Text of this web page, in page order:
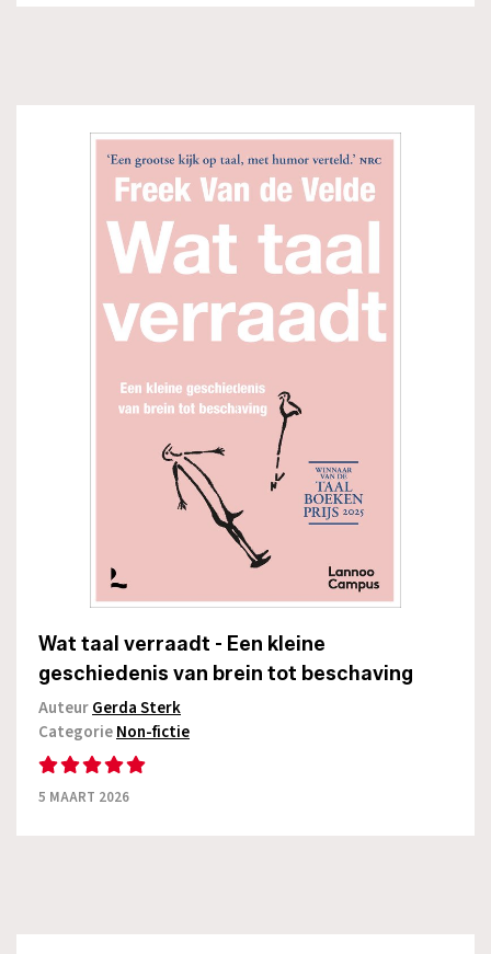
Wat taal verraadt - Een kleine
geschiedenis van brein tot beschaving
AuteurGerda Sterk
CategorieNon-fictie
5 MAART 2026